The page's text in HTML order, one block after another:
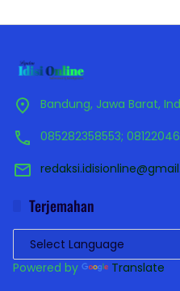
Bandung, Jawa Barat,
085282358553;
Terjemahan
Powered by Translate